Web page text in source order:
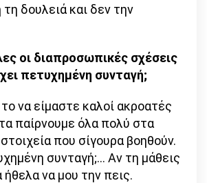
τη δουλειά και δεν την
οι διαπροσωπικές σχέσεις
πετυχημένη συνταγή;
να είμαστε καλοί ακροατές
παίρνουμε όλα πολύ στα
που σίγουρα βοηθούν.
συνταγή;… Αν τη μάθεις
να μου την πεις.